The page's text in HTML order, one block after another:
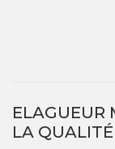
ELAGUEUR
LA